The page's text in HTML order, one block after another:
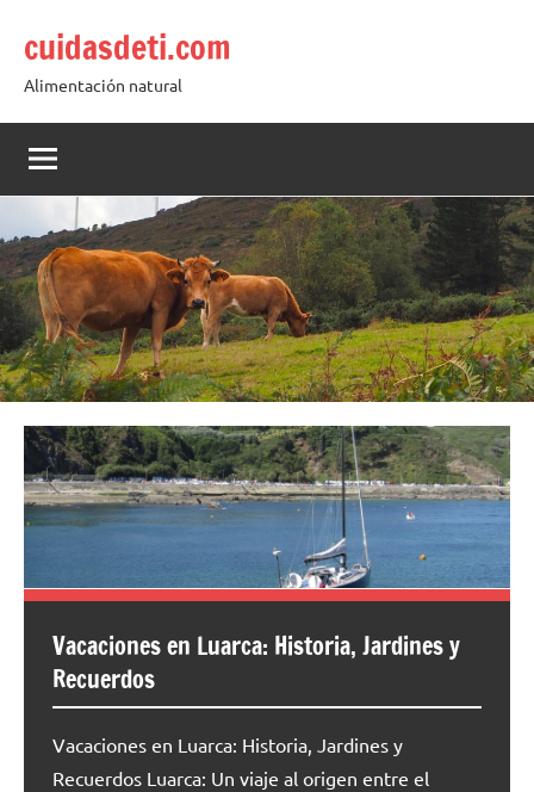
contenido
cuidasdeti.com
Alimentación natural
Vacaciones en Luarca: Historia, Jardines y
Recuerdos
Vacaciones en Luarca: Historia, Jardines y
Recuerdos Luarca: Un viaje al origen entre el